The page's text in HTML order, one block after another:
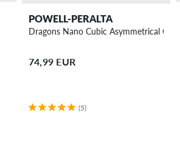
POWELL-PERALTA
Dragons Nano Cubic Asymmetrical
74,99 EUR
(5)